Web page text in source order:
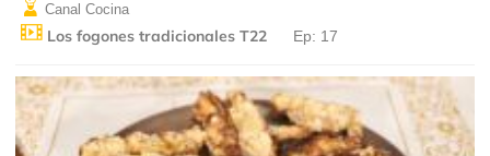
Canal Cocina
Los fogones tradicionales T22 Ep: 17